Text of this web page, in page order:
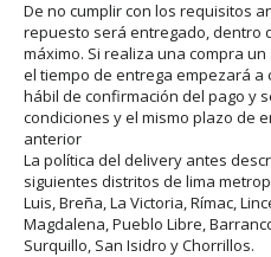
De no cumplir con los requisitos
repuesto será entregado, dentro
máximo. Si realiza una compra
el tiempo de entrega empezará
hábil de confirmación del pago y
condiciones y el mismo plazo de
anterior
La política del delivery antes
siguientes distritos de lima
Luis, Breña, La Victoria, Rímac,
Magdalena, Pueblo Libre,
Surquillo, San Isidro y Chorrillos.